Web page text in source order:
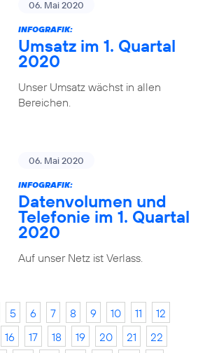
06. Mai 2020
INFOGRAFIK:
Umsatz im 1. Quartal
2020
Unser Umsatz wächst in allen
Bereichen.
06. Mai 2020
INFOGRAFIK:
Datenvolumen und
Telefonie im 1. Quartal
2020
Auf unser Netz ist Verlass.
5 6 7 8 9 10 11
12
16 17 18 19 20 21
22